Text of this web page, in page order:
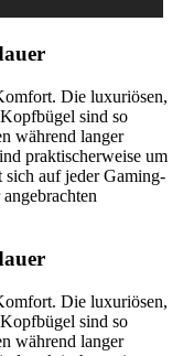
Die luxuriösen,
sind so
während langer
praktischerweise um
sich auf jeder Gaming-
Die luxuriösen,
sind so
während langer